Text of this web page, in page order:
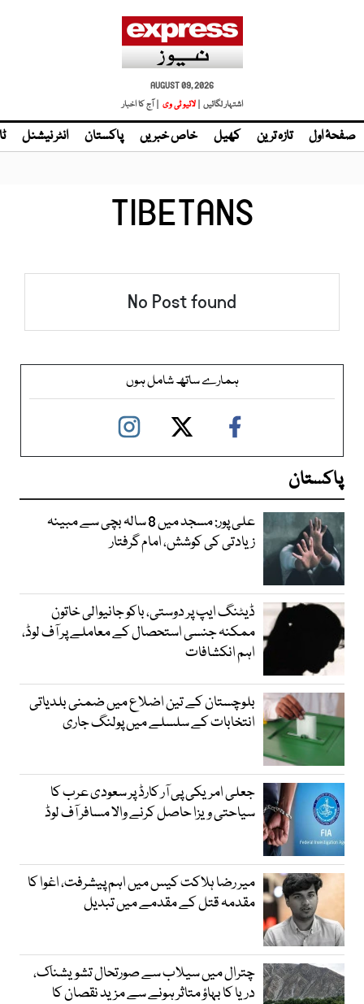
AUGUST 09, 2026
اشتہار لگائیں | لائیو ٹی وی | آج کا اخبار
صفحۂ اول تازہ ترین کھیل خاص خبریں پاکستان انٹر نیشنل
TIBETANS
No Post found
ہمارے ساتھ شامل ہوں
پاکستان
علی پور: مسجد میں 8 سالہ بچی سے مبینہ
زیادتی کی کوشش، امام گرفتار
ڈیٹنگ ایپ پر دوستی، باکو جانیوالی خاتون
ممکنہ جنسی استحصال کے معاملے پر آف لوڈ،
اہم انکشافات
بلوچستان کے تین اضلاع میں ضمنی بلدیاتی
انتخابات کے سلسلے میں پولنگ جاری
جعلی امریکی پی آر کارڈ پر سعودی عرب کا
سیاحتی ویزا حاصل کرنے والا مسافر آف لوڈ
میر رضا ہلاکت کیس میں اہم پیشرفت، اغوا کا
مقدمہ قتل کے مقدمے میں تبدیل
چترال میں سیلاب سے صورتحال تشویشناک،
دریا کا بہاؤ متاثر ہونے سے مزید نقصان کا